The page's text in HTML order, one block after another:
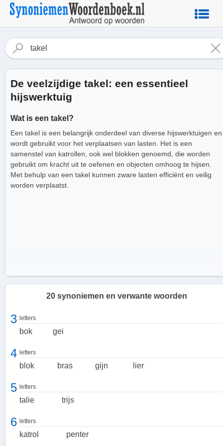
De veelzijdige takel: een essentieel
hijswerktuig
Wat is een takel?
Een takel is een belangrijk onderdeel van diverse hijswerktuigen en
wordt gebruikt voor het verplaatsen van lasten. Het is een
samenstel van katrollen, ook wel blokken genoemd, die worden
gebruikt om kracht uit te oefenen en objecten omhoog te hijsen.
Met behulp van een takel kunnen zware lasten efficiënt en veilig
worden verplaatst.
Hoe werkt een takel?
20 synoniemen en verwante woorden
3 letters
bok gei
4 letters
blok bras gijn lier
5 letters
talie trijs
6 letters
katrol penter